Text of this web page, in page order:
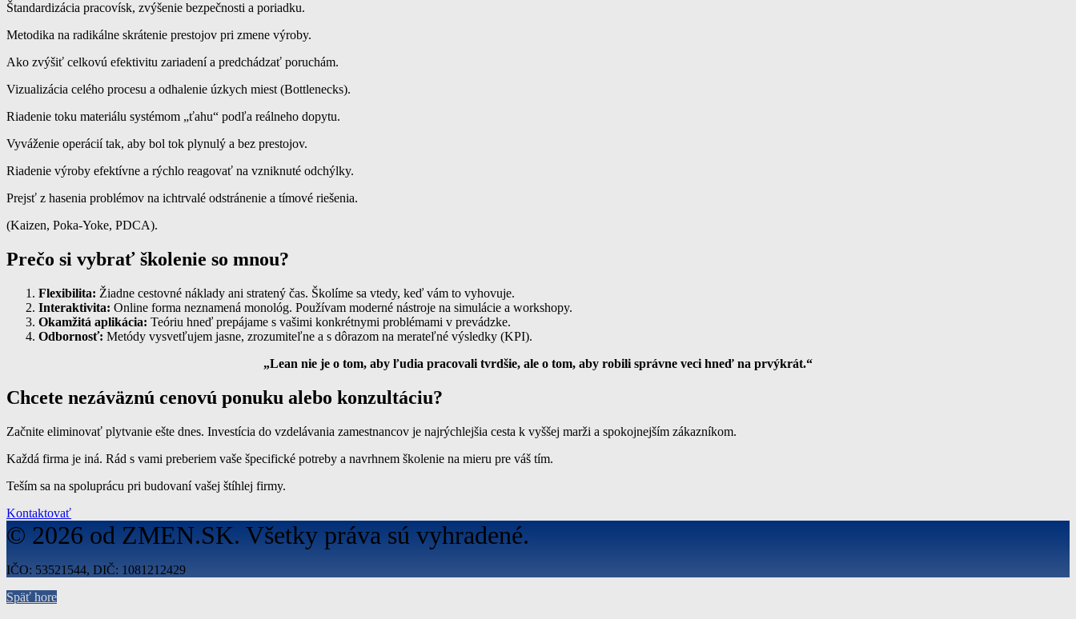
Štandardizácia pracovísk, zvýšenie bezpečnosti a poriadku.
Metodika na radikálne skrátenie prestojov pri zmene výroby.
Ako zvýšiť celkovú efektivitu zariadení a predchádzať poruchám.
Vizualizácia celého procesu a odhalenie úzkych miest (Bottlenecks).
Riadenie toku materiálu systémom „ťahu“ podľa reálneho dopytu.
Vyváženie operácií tak, aby bol tok plynulý a bez prestojov.
Riadenie výroby efektívne a rýchlo reagovať na vzniknuté odchýlky.
Prejsť z hasenia problémov na ichtrvalé odstránenie a tímové riešenia.
(Kaizen, Poka-Yoke, PDCA).
Prečo si vybrať školenie so mnou?
Flexibilita: Žiadne cestovné náklady ani stratený čas. Školíme sa vtedy, keď vám to vyhovuje.
Interaktivita: Online forma neznamená monológ. Používam moderné nástroje na simulácie a workshopy.
Okamžitá aplikácia: Teóriu hneď prepájame s vašimi konkrétnymi problémami v prevádzke.
Odbornosť: Metódy vysvetľujem jasne, zrozumiteľne a s dôrazom na merateľné výsledky (KPI).
„Lean nie je o tom, aby ľudia pracovali tvrdšie, ale o tom, aby robili správne veci hneď na prvýkrát.“
Chcete nezáväznú cenovú ponuku alebo konzultáciu?
Začnite eliminovať plytvanie ešte dnes. Investícia do vzdelávania zamestnancov je najrýchlejšia cesta k vyššej marži a spokojnejším zákazníkom.
Každá firma je iná. Rád s vami preberiem vaše špecifické potreby a navrhnem školenie na mieru pre váš tím.
Teším sa na spoluprácu pri budovaní vašej štíhlej firmy.
Kontaktovať
© 2026 od ZMEN.SK. Všetky práva sú vyhradené.
IČO: 53521544, DIČ: 1081212429
Späť hore